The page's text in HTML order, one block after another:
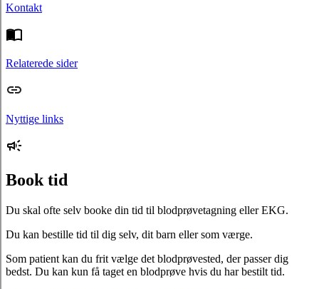
Kontakt
Relaterede sider
Nyttige links
Book tid
Du skal ofte selv booke din tid til blodprøvetagning eller EKG.
Du kan bestille tid til dig selv, dit barn eller som værge.
Som patient kan du frit vælge det blodprøvested, der passer dig
bedst. Du kan kun få taget en blodprøve hvis du har bestilt tid.